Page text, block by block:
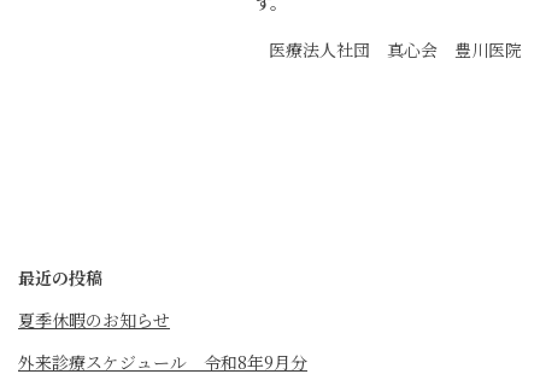
医療法人社団 真心会 豊川医院
最近の投稿
夏季休暇のお知らせ
外来診療スケジュール 令和8年9月分